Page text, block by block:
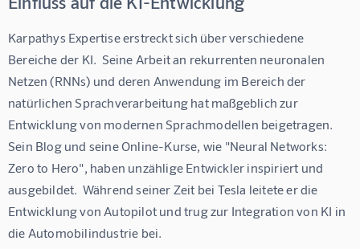
Karpathys Expertise erstreckt sich über verschiedene
Bereiche der KI.  Seine Arbeit an rekurrenten neuronalen
Netzen (RNNs) und deren Anwendung im Bereich der
natürlichen Sprachverarbeitung hat maßgeblich zur
Entwicklung von modernen Sprachmodellen beigetragen.
Sein Blog und seine Online-Kurse, wie "Neural Networks:
Zero to Hero", haben unzählige Entwickler inspiriert und
ausgebildet.  Während seiner Zeit bei Tesla leitete er die
Entwicklung von Autopilot und trug zur Integration von KI in
die Automobilindustrie bei.